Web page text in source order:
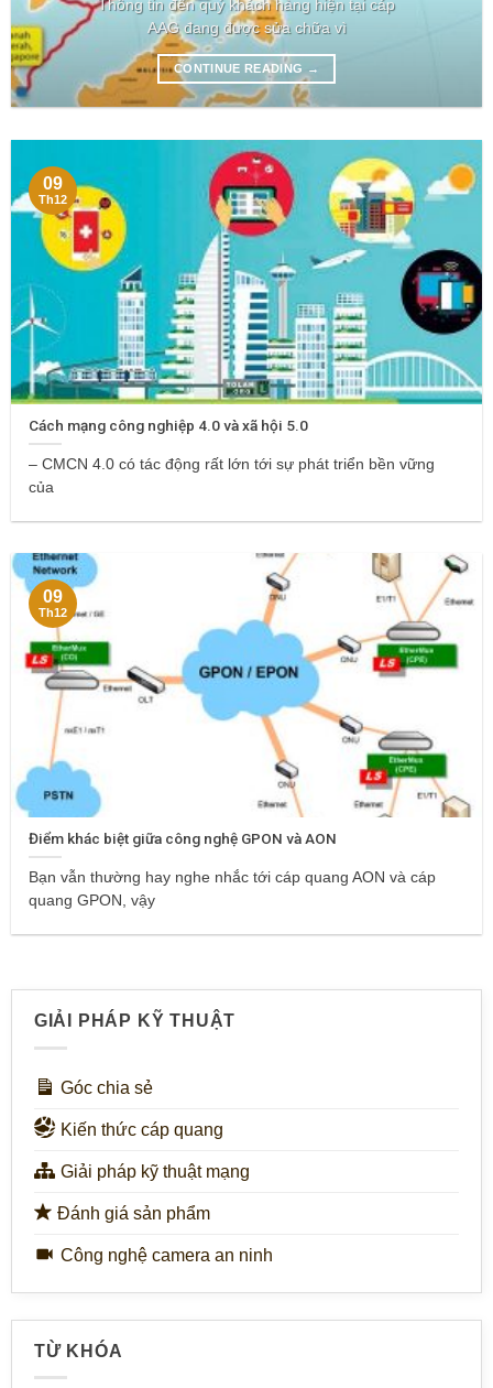
GIẢI PHÁP KỸ THUẬT
Góc chia sẻ
Kiến thức cáp quang
Giải pháp kỹ thuật mạng
Đánh giá sản phẩm
Công nghệ camera an ninh
TỪ KHÓA
Thông tin đến quý khách hàng hiện tại cáp
AAG đang được sửa chữa vì
CONTINUE READING →
Cách mạng công nghiệp 4.0 và xã hội 5.0
– CMCN 4.0 có tác động rất lớn tới sự phát triển bền vững
của
09
Th12
Điểm khác biệt giữa công nghệ GPON và AON
Bạn vẫn thường hay nghe nhắc tới cáp quang AON và cáp
quang GPON, vậy
09
Th12